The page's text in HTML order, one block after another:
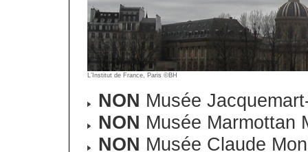
L’Institut de France, Paris ©BH
NON Musée
NON Musée Marmottan
NON Musée Claude